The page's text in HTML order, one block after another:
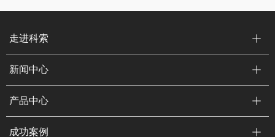
走进科索
新闻中心
产品中心
成功案例